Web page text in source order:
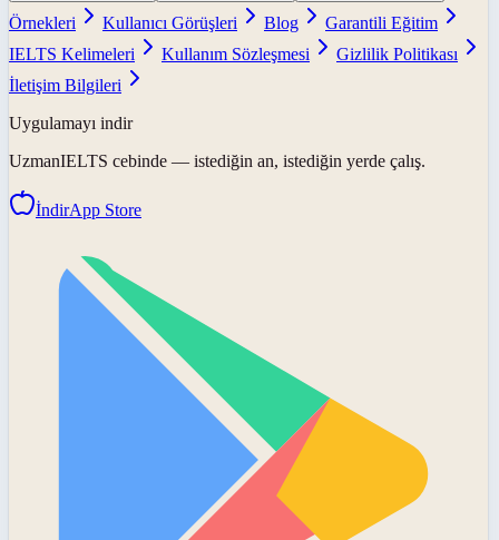
Örnekleri
Kullanıcı Görüşleri Blog
Garantili Eğitim
IELTS Kelimeleri
Kullanım Sözleşmesi
Gizlilik Politikası
İletişim Bilgileri
Uygulamayı indir
UzmanIELTS cebinde — istediğin an, istediğin yerde çalış.
İndirApp Store